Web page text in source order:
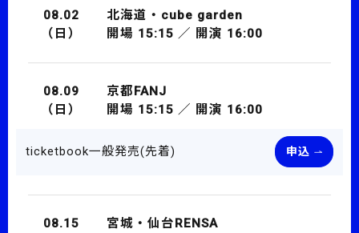
08.02
（日）
北海道・cube garden
開場 15:15 ／ 開演 16:00
08.09
（日）
京都FANJ
開場 15:15 ／ 開演 16:00
ticketbook一般発売(先着) 申込
08.15
宮城・仙台RENSA